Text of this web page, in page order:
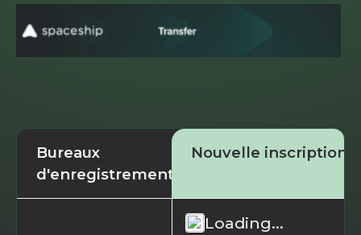
Bureaux
d'enregistrement
Nouvelle inscription
Loading...